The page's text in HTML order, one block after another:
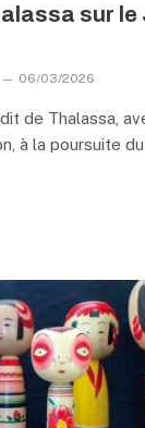
sur le
06/03/2026
de Thalassa,
à la poursuite